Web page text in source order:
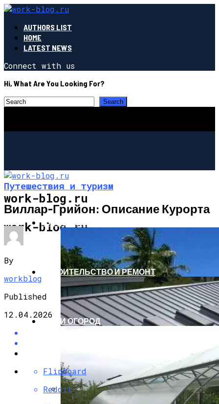
AUTHORS LIST
HOME
LATEST NEWS
Connect with us
Hi, What Are You Looking For?
work-blog.ru
work-blog.ru
ПУТЕШЕСТВИЯ И ТУРИЗМ
СТРОИТЕЛЬСТВО И РЕМОНТ
САД И ОГОРОД
Путешествия и туризм
Виллар-Грийон: Описание Курорта
By
workblog
Published
12.04.2026
Flipboard
Reddit